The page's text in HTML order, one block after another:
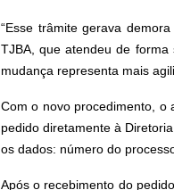
“Esse trâmite gerava
TJBA, que atendeu de
mudança representa mais
Com o novo procedimento, o
pedido diretamente à
os dados: número do
Após o recebimento do